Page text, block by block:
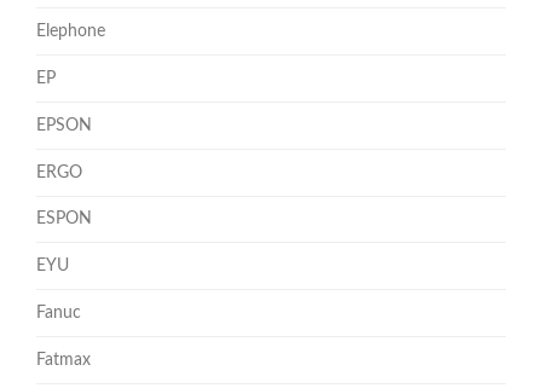
Elephone
EP
EPSON
ERGO
ESPON
EYU
Fanuc
Fatmax